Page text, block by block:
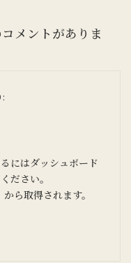
メントがありま
:
にはダッシュボード
ださい。
から取得されます。